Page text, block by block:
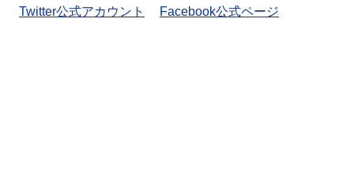
Twitter公式アカウント
Facebook公式ページ